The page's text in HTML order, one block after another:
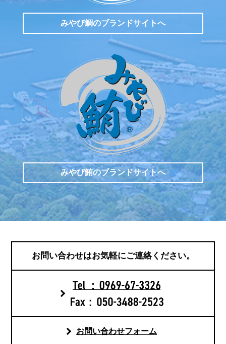
みやび鯛のブランドサイトへ
みやび鮪のブランドサイトへ
お問い合わせはお気軽にご連絡ください。
お問い合わせフォーム